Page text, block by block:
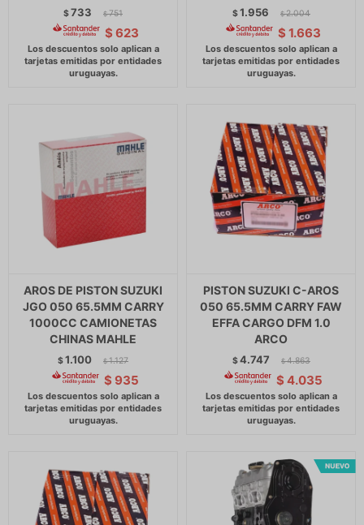
$733 $ 751
$ 623
$1.956 $ 2.004
$ 1.663
AROS DE PISTON SUZUKI
JGO 050 65.5MM CARRY
1000CC CAMIONETAS
CHINAS MAHLE
$1.100 $ 1.127
$ 935
PISTON SUZUKI C-AROS
050 65.5MM CARRY FAW
EFFA CARGO DFM 1.0
ARCO
$4.747 $ 4.863
$ 4.035